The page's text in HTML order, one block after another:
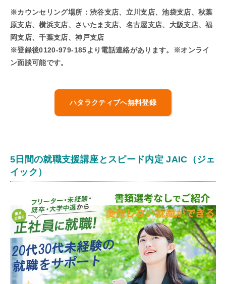
※カウンセリング場所：渋谷支店、立川支店、池袋支店、秋葉
原支店、横浜支店、さいたま支店、名古屋支店、大阪支店、福
岡支店、千葉支店、神戸支店
※登録後0120-979-185より電話連絡があります。※オンライ
ン面談可能です。
ハタラクティブへ無料登録
5日間の就職支援講座とスピード内定 JAIC（ジェ
イック）